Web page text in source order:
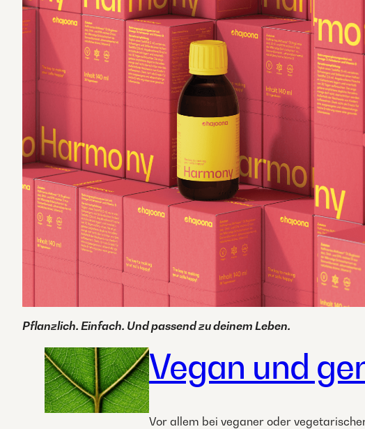
Pflanzlich. Einfach. Und passend zu deinem Leben.
Vegan und
Vor allem bei veganer oder